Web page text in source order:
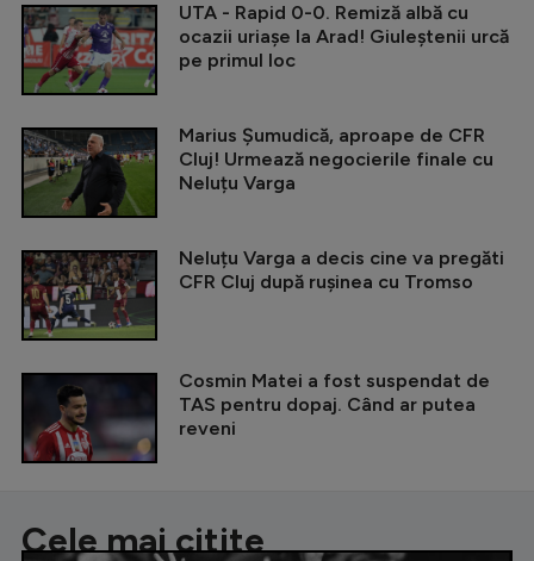
UTA - Rapid 0-0. Remiză albă cu
ocazii uriașe la Arad! Giuleștenii urcă
pe primul loc
Marius Șumudică, aproape de CFR
Cluj! Urmează negocierile finale cu
Neluțu Varga
Neluțu Varga a decis cine va pregăti
CFR Cluj după rușinea cu Tromso
Cosmin Matei a fost suspendat de
TAS pentru dopaj. Când ar putea
reveni
Cele mai citite